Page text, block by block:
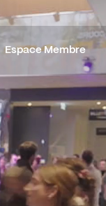
Espace Membre